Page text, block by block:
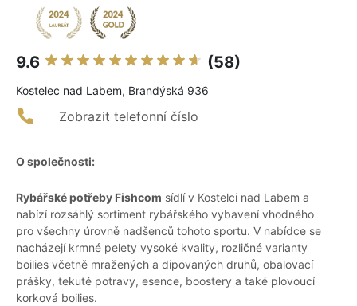
9.6 (58)
Kostelec nad Labem, Brandýská 936
Zobrazit telefonní číslo
O společnosti:
Rybářské potřeby Fishcom sídlí v Kostelci nad Labem a
nabízí rozsáhlý sortiment rybářského vybavení vhodného
pro všechny úrovně nadšenců tohoto sportu. V nabídce se
nacházejí krmné pelety vysoké kvality, rozličné varianty
boilies včetně mražených a dipovaných druhů, obalovací
prášky, tekuté potravy, esence, boostery a také plovoucí
korková boilies.